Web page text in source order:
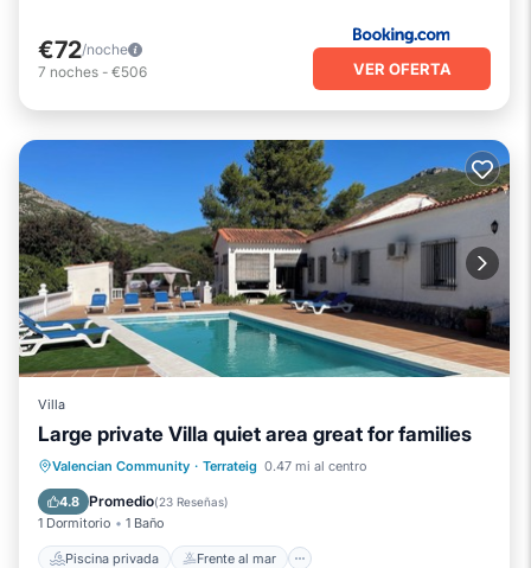
€72/noche
7 noches - €506 VER OFERTA
Villa
Large private Villa quiet area great for families
Valencian Community · Terrateig 0.47 mi al centro
4.8 Promedio(23 Reseñas)
1 Dormitorio 1 Baño
Piscina privada Frente al mar
Piscina privada
Frente al mar
Piscina
Vista al mar